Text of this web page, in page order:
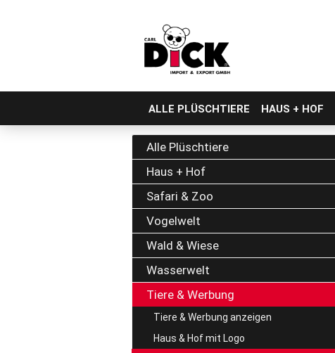
ALLE PLÜSCHTIERE HAUS + HOF
Alle Plüschtiere
Haus + Hof
Safari & Zoo
Vogelwelt
Wald & Wiese
Wasserwelt
Tiere & Werbung
Tiere & Werbung anzeigen
Haus & Hof mit Logo